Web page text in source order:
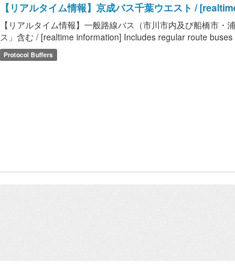
【リアルタイム情報】京成バス千葉ウエスト /
【リアルタイム情報】一般路線バス（市川市内及び船橋市
ス」含む / [realtime information] Includes regular route
Protocol Buffers